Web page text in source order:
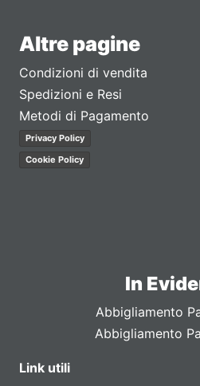
Altre pagine
Condizioni di vendita
Spedizioni e Resi
Metodi di Pagamento
Privacy Policy
Cookie Policy
In
Abbigliamento
Abbigliamento
Link utili